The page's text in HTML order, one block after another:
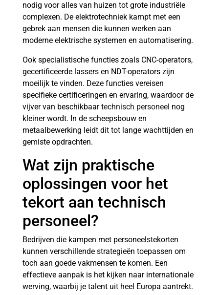
nodig voor alles van huizen tot grote industriële
complexen. De elektrotechniek kampt met een
gebrek aan mensen die kunnen werken aan
moderne elektrische systemen en automatisering.
Ook specialistische functies zoals CNC-operators,
gecertificeerde lassers en NDT-operators zijn
moeilijk te vinden. Deze functies vereisen
specifieke certificeringen en ervaring, waardoor de
vijver van beschikbaartechnisch personeel nog
kleiner wordt. In de scheepsbouw en
metaalbewerking leidt dit tot lange wachttijden en
gemiste opdrachten.
Wat zijn praktische
oplossingen voor het
tekort aan technisch
personeel?
Bedrijven die kampen met personeelstekorten
kunnen verschillende strategieën toepassen om
toch aan goede vakmensen te komen. Een
effectieve aanpak is het kijken naar internationale
werving, waarbij je talent uit heel Europa aantrekt.